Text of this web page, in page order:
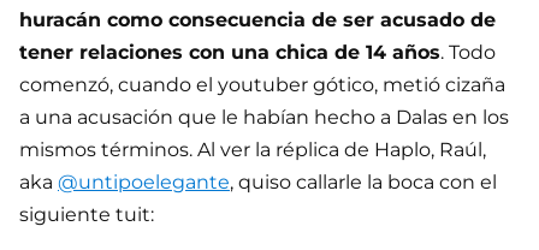
huracán como consecuencia de ser acusado de
tener relaciones con una chica de 14 años. Todo
comenzó, cuando el youtuber gótico, metió cizaña
a una acusación que le habían hecho a Dalas en los
mismos términos. Al ver la réplica de Haplo, Raúl,
aka @untipoelegante, quiso callarle la boca con el
siguiente tuit: